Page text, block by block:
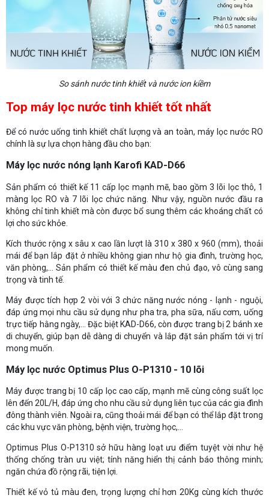
So sánh nước tinh khiết và nước ion kiềm
Top máy lọc nước tinh khiết tốt nhất
Để có nước uống tinh khiết chất lượng và an toàn, máy lọc nước RO
chính là sự lựa chọn hàng đầu cho bạn:
Máy lọc nước nóng lạnh Karofi KAD-D66
Sản phẩm có thiết kế 11 cấp lọc mạnh mẽ, bao gồm 3 lõi lọc thô, 1
màng lọc RO và 7 lõi lọc chức năng. Như vậy, nguồn nước đầu ra
không chỉ tinh khiết mà còn được bổ sung thêm các khoáng chất có
lợi cho sức khỏe.
Kích thước rộng x sâu x cao lần lượt là 310 x 380 x 960 (mm), thoải
mái để bạn lắp đặt ở nhiều không gian như hộ gia đình, trường học,
văn phòng,... Sản phẩm có thiết kế màu đen chủ đạo, vô cùng sang
trọng và tinh tế.
Máy được tích hợp 2 vòi với 3 chức năng nước nóng - lạnh - nguội,
đáp ứng mọi nhu cầu sử dụng như pha tra, pha sữa, nấu cơm, uống
trực tiếp hằng ngày,... Đặc biệt KAD-D66, còn được trang bị 2 bánh xe
di chuyển, giúp bạn dễ dàng di chuyển và lắp đặt sản phẩm tới vị trí
mong muốn.
Máy lọc nước Optimus Plus O-P1310 - 10 lõi
Máy được trang bị 10 cấp lọc cao cấp, mạnh mẽ cùng công suất lọc
lên đến 20L/H, đáp ứng cho nhu cầu sử dụng liên tục của các gia đình
đông thành viên. Ngoài ra, cũng thoải mái để bạn có thể lắp đặt trong
các khu vực văn phòng, bệnh viện, trường học,...
Optimus Plus O-P1310 sở hữu hàng loạt ưu điểm tuyệt vời như hệ
thống chống tràn ưu việt; tính năng hiển thị cảnh báo thông minh;
ngăn chứa đồ rộng rãi, tiện lợi.
Thiết kế vỏ tủ màu đen, trọng lượng chỉ hơn 20Kg cùng kích thước